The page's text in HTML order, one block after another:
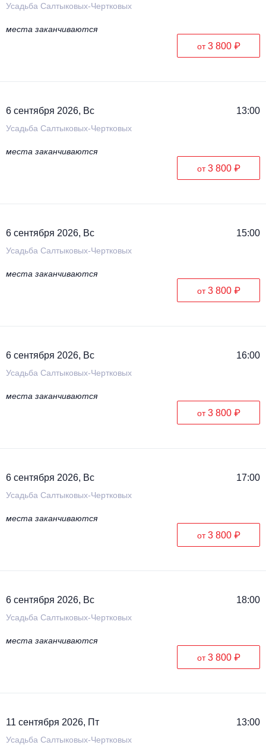
Усадьба Салтыковых-Чертковых
места заканчиваются
от3 800 ₽
6 сентября 2026, Вс 13:00
Усадьба Салтыковых-Чертковых
места заканчиваются
от3 800 ₽
6 сентября 2026, Вс 15:00
Усадьба Салтыковых-Чертковых
места заканчиваются
от3 800 ₽
6 сентября 2026, Вс 16:00
Усадьба Салтыковых-Чертковых
места заканчиваются
от3 800 ₽
6 сентября 2026, Вс 17:00
Усадьба Салтыковых-Чертковых
места заканчиваются
от3 800 ₽
6 сентября 2026, Вс 18:00
Усадьба Салтыковых-Чертковых
места заканчиваются
от3 800 ₽
11 сентября 2026, Пт 13:00
Усадьба Салтыковых-Чертковых